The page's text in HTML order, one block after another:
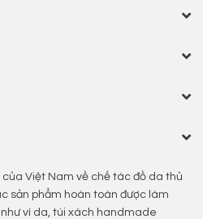
Việt Nam về chế tác đồ da thủ
sản phẩm hoàn toàn được làm
ví da, túi xách handmade